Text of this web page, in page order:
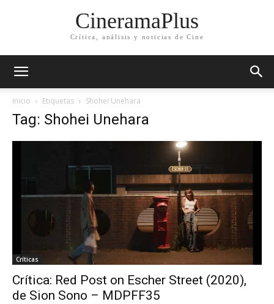
CineramaPlus
Crítica, análisis y noticias de Cine
Inicio Etiquetas Shohei Unehara
Tag: Shohei Unehara
Críticas
Crítica: Red Post on Escher Street (2020),
de Sion Sono – MDPFF35